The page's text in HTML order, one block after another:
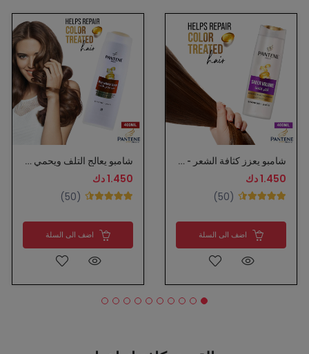
شامبو يعزز كثافة الشعر - بانتين
1.450 دك
(50)
اضف الى السلة
شامبو يعالج التلف ويحمي من التقصف - بانتين
1.450 دك
(50)
اضف الى السلة